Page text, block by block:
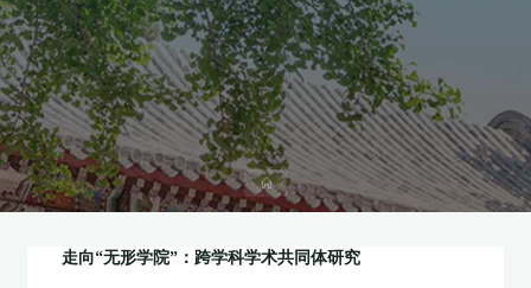
首
页
走向“无形学院”：跨学科学术共同体研究